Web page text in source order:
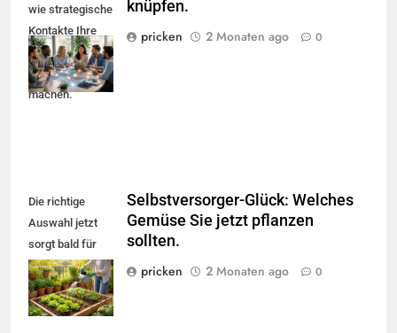
wie strategische
Kontakte Ihre
Leistung
sichtbar
machen.
knüpfen.
pricken
2 Monaten ago 0
Die richtige
Auswahl jetzt
sorgt bald für
eine frische
Ernte aus Balkon
oder Garten.
Selbstversorger-Glück: Welches
Gemüse Sie jetzt pflanzen
sollten.
pricken
2 Monaten ago 0